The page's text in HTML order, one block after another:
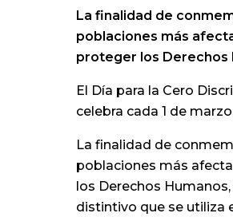
La finalidad de
poblaciones más
proteger los Derechos
El Día para la Cero
celebra cada 1 de
La finalidad de
poblaciones más
los Derechos
distintivo que se utiliza